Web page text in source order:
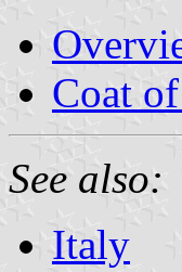
Coat
See also:
Italy